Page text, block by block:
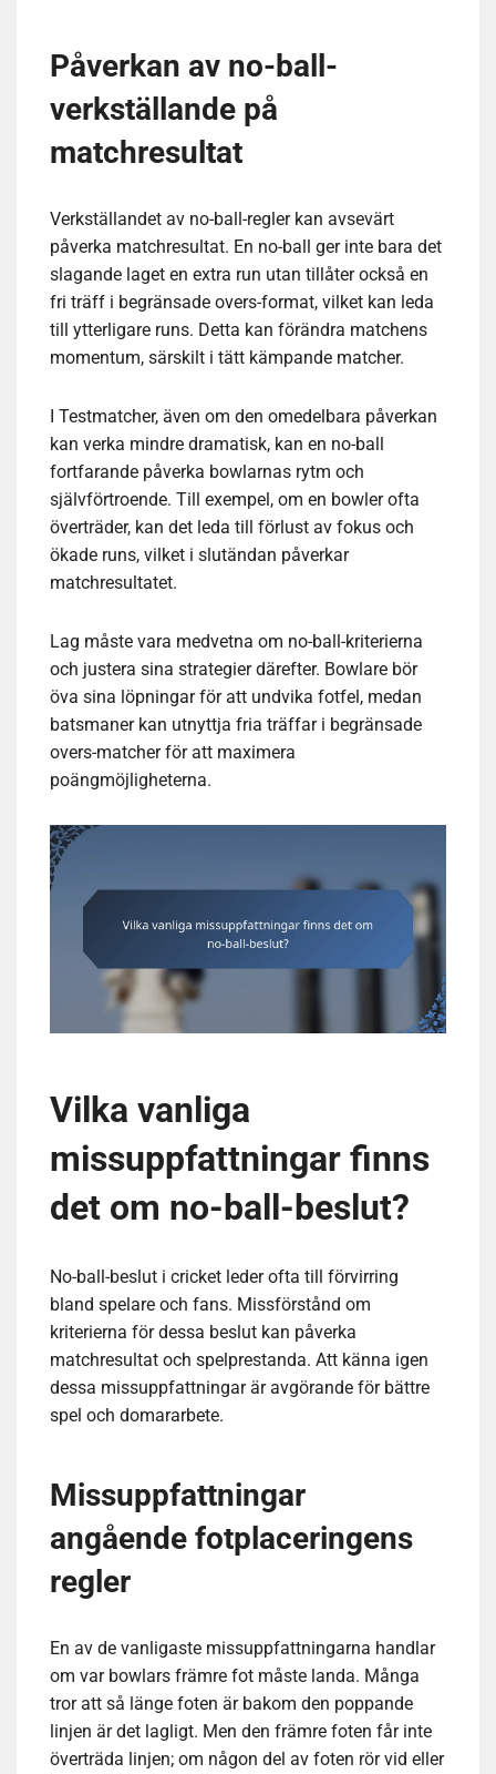
Påverkan av no-ball-
verkställande på
matchresultat
Verkställandet av no-ball-regler kan avsevärt
påverka matchresultat. En no-ball ger inte bara det
slagande laget en extra run utan tillåter också en
fri träff i begränsade overs-format, vilket kan leda
till ytterligare runs. Detta kan förändra matchens
momentum, särskilt i tätt kämpande matcher.
I Testmatcher, även om den omedelbara påverkan
kan verka mindre dramatisk, kan en no-ball
fortfarande påverka bowlarnas rytm och
självförtroende. Till exempel, om en bowler ofta
överträder, kan det leda till förlust av fokus och
ökade runs, vilket i slutändan påverkar
matchresultatet.
Lag måste vara medvetna om no-ball-kriterierna
och justera sina strategier därefter. Bowlare bör
öva sina löpningar för att undvika fotfel, medan
batsmaner kan utnyttja fria träffar i begränsade
overs-matcher för att maximera
poängmöjligheterna.
Vilka vanliga
missuppfattningar finns
det om no-ball-beslut?
No-ball-beslut i cricket leder ofta till förvirring
bland spelare och fans. Missförstånd om
kriterierna för dessa beslut kan påverka
matchresultat och spelprestanda. Att känna igen
dessa missuppfattningar är avgörande för bättre
spel och domararbete.
Missuppfattningar
angående fotplaceringens
regler
En av de vanligaste missuppfattningarna handlar
om var bowlars främre fot måste landa. Många
tror att så länge foten är bakom den poppande
linjen är det lagligt. Men den främre foten får inte
överträda linjen; om någon del av foten rör vid eller